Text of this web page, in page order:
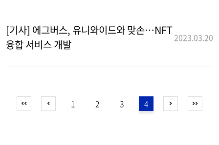
[기사] 에그버스, 유니와이드와 맞손…NFT
융합 서비스 개발
2023.03.20
1 2 3 4